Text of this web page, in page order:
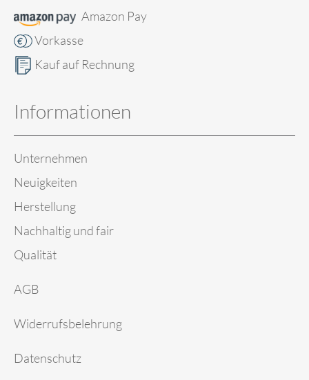
Amazon Pay
Vorkasse
Kauf auf Rechnung
Informationen
Unternehmen
Neuigkeiten
Herstellung
Nachhaltig und fair
Qualität
AGB
Widerrufsbelehrung
Datenschutz